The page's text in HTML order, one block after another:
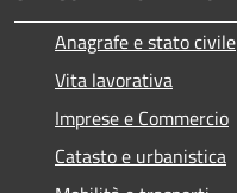
Anagrafe e stato civile
Vita lavorativa
Imprese e Commercio
Catasto e urbanistica